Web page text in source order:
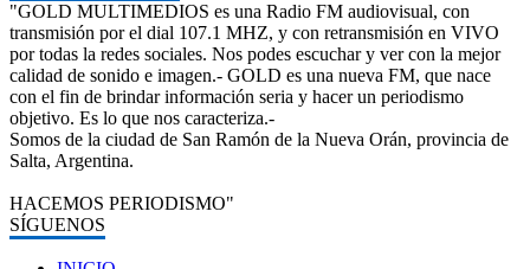
"GOLD MULTIMEDIOS es una Radio FM audiovisual, con
transmisión por el dial 107.1 MHZ, y con retransmisión en VIVO
por todas la redes sociales. Nos podes escuchar y ver con la mejor
calidad de sonido e imagen.- GOLD es una nueva FM, que nace
con el fin de brindar información seria y hacer un periodismo
objetivo. Es lo que nos caracteriza.-
Somos de la ciudad de San Ramón de la Nueva Orán, provincia de
Salta, Argentina.
HACEMOS PERIODISMO"
SÍGUENOS